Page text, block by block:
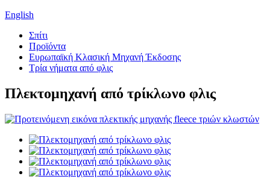
English
Σπίτι
Προϊόντα
Ευρωπαϊκή Κλασική Μηχανή Έκδοσης
Τρία νήματα από φλις
Πλεκτομηχανή από τρίκλωνο φλις